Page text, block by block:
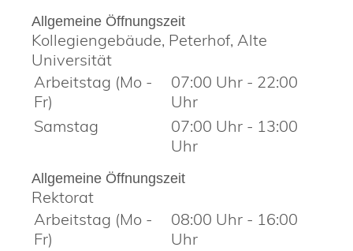
Allgemeine Öffnungszeit
Kollegiengebäude, Peterhof, Alte
Universität
Arbeitstag (Mo -
Fr)
07:00 Uhr - 22:00
Uhr
Samstag
07:00 Uhr - 13:00
Uhr
Allgemeine Öffnungszeit
Rektorat
Arbeitstag (Mo -
Fr)
08:00 Uhr - 16:00
Uhr